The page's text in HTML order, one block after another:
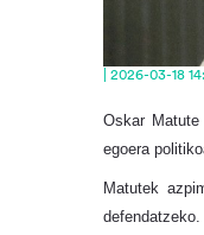
| 2026-03-18
Oskar
egoera
Matutek